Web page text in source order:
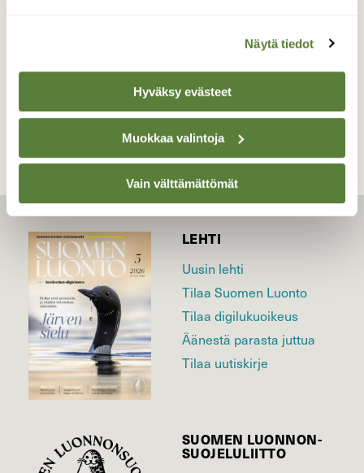
Näytä tiedot
Hyväksy evästeet
Muokkaa valintoja
Vain välttämättömät
TAKAISIN LISTAAN
LEHTI
Uusin lehti
Tilaa Suomen Luonto
Tilaa digilukuoikeus
Äänestä parasta juttua
Tilaa uutiskirje
SUOMEN LUONNON­
SUOJELU­LIITTO